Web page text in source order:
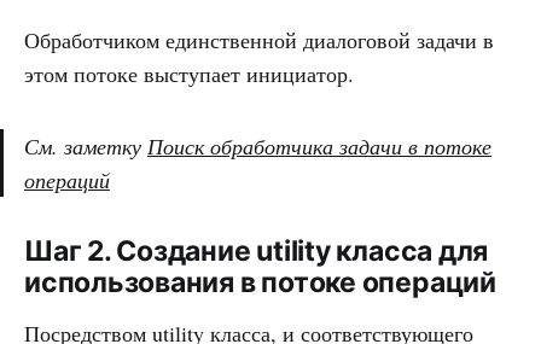
Обработчиком единственной диалоговой задачи в
этом потоке выступает инициатор.
См. заметку Поиск обработчика задачи в потоке
операций
Шаг 2. Создание utility класса для
использования в потоке операций
Посредством utility класса, и соответствующего